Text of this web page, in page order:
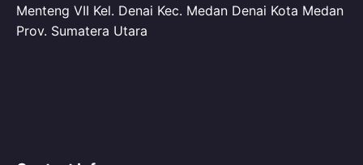
Menteng VII Kel. Denai Kec. Medan Denai Kota Medan
Prov. Sumatera Utara